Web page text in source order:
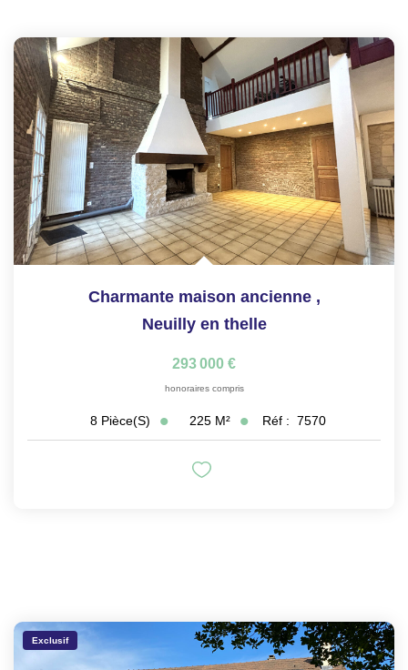
Charmante maison ancienne ,
Neuilly en thelle
293 000 €
honoraires compris
8 Pièce(s) 225 M² Réf : 7570
Exclusif